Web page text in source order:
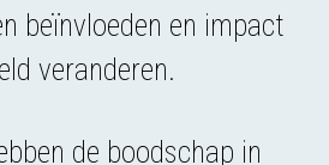
beïnvloeden en impact
veranderen.
de boodschap in